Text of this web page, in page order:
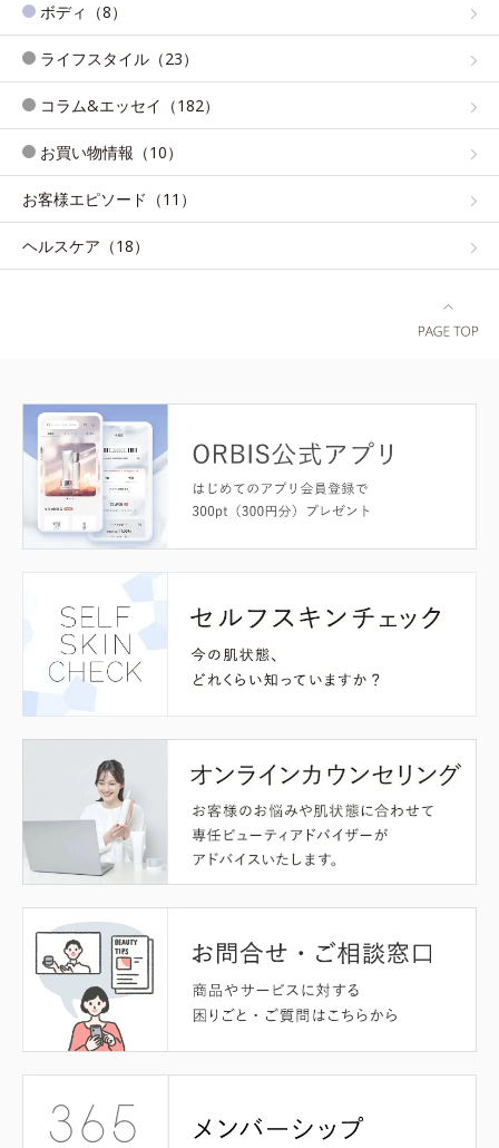
ボディ（8）
ライフスタイル（23）
コラム&エッセイ（182）
お買い物情報（10）
お客様エピソード（11）
ヘルスケア（18）